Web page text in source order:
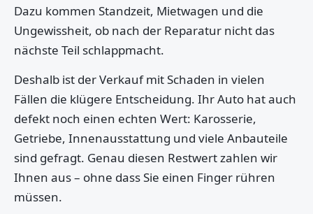
Dazu kommen Standzeit, Mietwagen und die
Ungewissheit, ob nach der Reparatur nicht das
nächste Teil schlappmacht.
Deshalb ist der Verkauf mit Schaden in vielen
Fällen die klügere Entscheidung. Ihr Auto hat auch
defekt noch einen echten Wert: Karosserie,
Getriebe, Innenausstattung und viele Anbauteile
sind gefragt. Genau diesen Restwert zahlen wir
Ihnen aus – ohne dass Sie einen Finger rühren
müssen.